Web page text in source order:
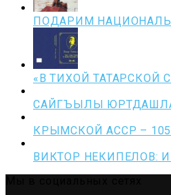
ПОДАРИМ
«В ТИХОЙ ТАТАРСКОЙ
САЙГЪЫЛЫ
КРЫМСКОЙ АССР –
ВИКТОР НЕКИПЕЛОВ: